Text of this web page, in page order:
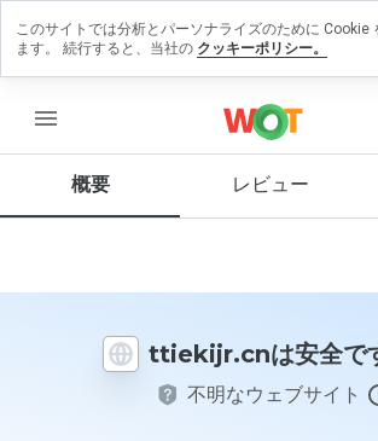
menu
概要 レビュー
ttiekijr.cnは安全で
不明なウェブサイト
レビ
ーを
ブサ
このサイトでは分析とパーソナライズのために Cookie
ます。 続行すると、当社の クッキーポリシー。